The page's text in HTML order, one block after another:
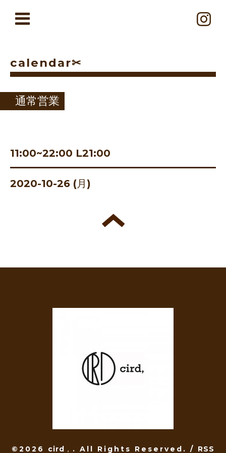
calendar✂︎
通常営業
11:00~22:00 L21:00
2020-10-26 (月)
©2026 cird， . All Rights Reserved. / RSS